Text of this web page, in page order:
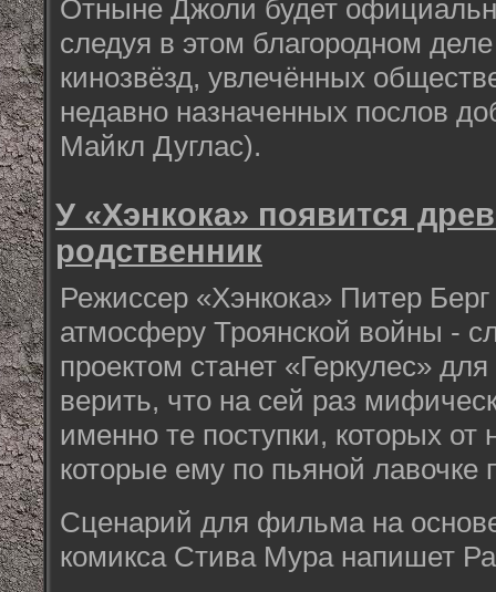
Отныне Джоли будет
следуя в этом благородном
кинозвёзд, увлечённых
недавно назначенных послов
Майкл Дуглас).
У «Хэнкока» появится
родственник
Режиссер «Хэнкока» Питер
атмосферу Троянской войны -
проектом станет «Геркулес»
верить, что на сей раз
именно те поступки, которых от
которые ему по пьяной лавочке
Сценарий для фильма на
комикса Стива Мура напишет